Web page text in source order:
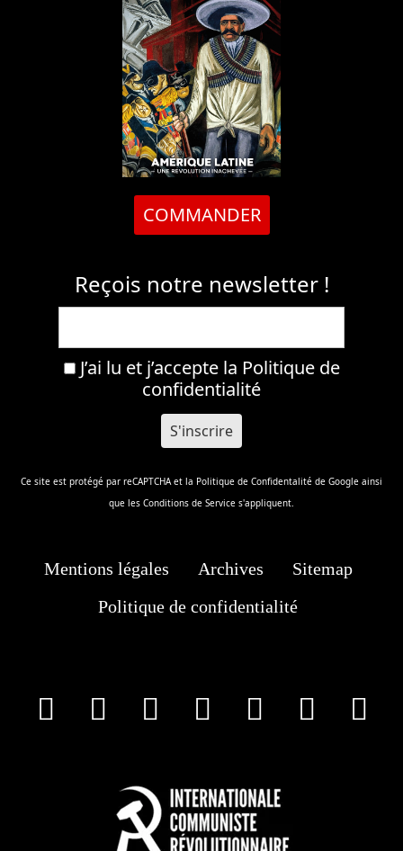
COMMANDER
Reçois notre newsletter !
J’ai lu et j’accepte la Politique de
confidentialité
Ce site est protégé par reCAPTCHA et la Politique de Confidentalité de Google ainsi
que les Conditions de Service s'appliquent.
Mentions légales Archives
Sitemap
Politique de confidentialité
facebookInstagram
Youtube
Tik Tok